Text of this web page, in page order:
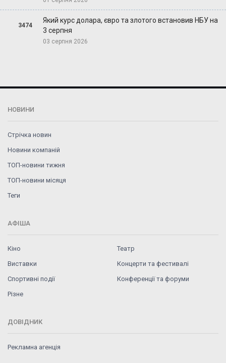
3474
Який курс долара, євро та злотого встановив НБУ на
3 серпня
03 серпня 2026
НОВИНИ
Стрічка новин
Новини компаній
ТОП-новини тижня
ТОП-новини місяця
Теги
АФІША
Кіно
Театр
Виставки
Концерти та фестивалі
Спортивні події
Конференції та форуми
Різне
ДОВІДНИК
Рекламна агенція